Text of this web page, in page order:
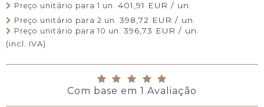
Preço unitário para 1 un. 401,91 EUR / un.
Preço unitário para 2 un. 398,72 EUR / un.
Preço unitário para 10 un. 396,73 EUR / un.
(incl. IVA)
Com base em 1 Avaliação